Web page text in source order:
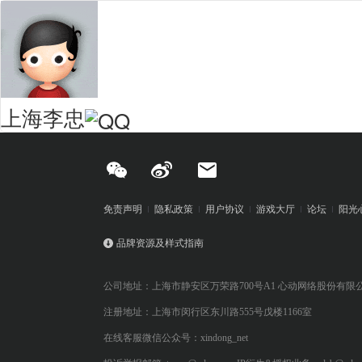
上海李忠
免责声明 隐私政策 用户协议 游戏大厅 论坛 阳光
品牌资源及样式指南
公司地址：上海市静安区万荣路700号A1 心动网络股份有限
注册地址：上海市闵行区东川路555号戊楼1166室
在线客服微信公众号：xindong_net